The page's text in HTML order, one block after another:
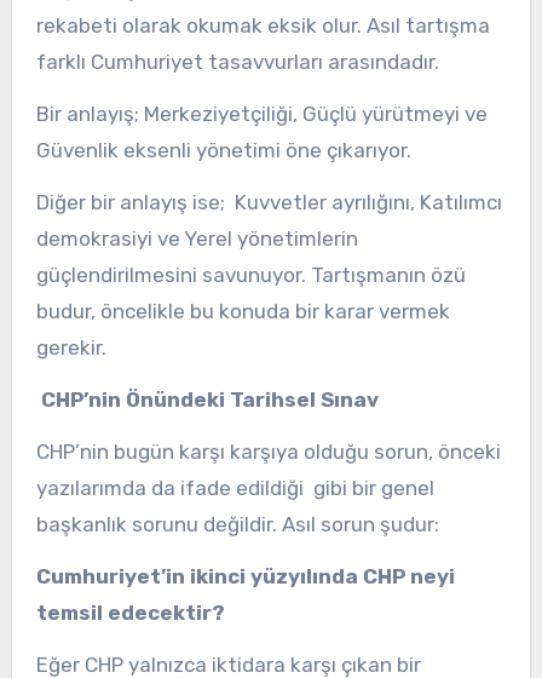
rekabeti olarak okumak eksik olur. Asıl tartışma
farklı Cumhuriyet tasavvurları arasındadır.
Bir anlayış; Merkeziyetçiliği, Güçlü yürütmeyi ve
Güvenlik eksenli yönetimi öne çıkarıyor.
Diğer bir anlayış ise; Kuvvetler ayrılığını, Katılımcı
demokrasiyi ve Yerel yönetimlerin
güçlendirilmesini savunuyor. Tartışmanın özü
budur, öncelikle bu konuda bir karar vermek
gerekir.
CHP’nin Önündeki Tarihsel Sınav
CHP’nin bugün karşı karşıya olduğu sorun, önceki
yazılarımda da ifade edildiği gibi bir genel
başkanlık sorunu değildir. Asıl sorun şudur:
Cumhuriyet’in ikinci yüzyılında CHP neyi
temsil edecektir?
Eğer CHP yalnızca iktidara karşı çıkan bir